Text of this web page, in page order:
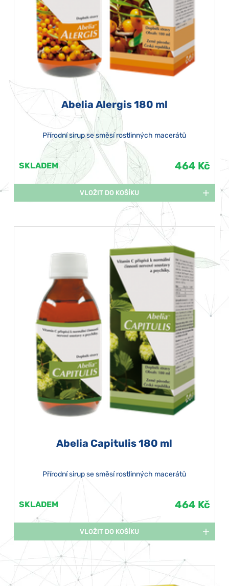
Abelia Alergis 180 ml
Přírodní sirup se směsí rostlinných macerátů
SKLADEM 464 Kč
VLOŽIT DO KOŠÍKU
Abelia Capitulis 180 ml
Přírodní sirup se směsí rostlinných macerátů
SKLADEM 464 Kč
VLOŽIT DO KOŠÍKU